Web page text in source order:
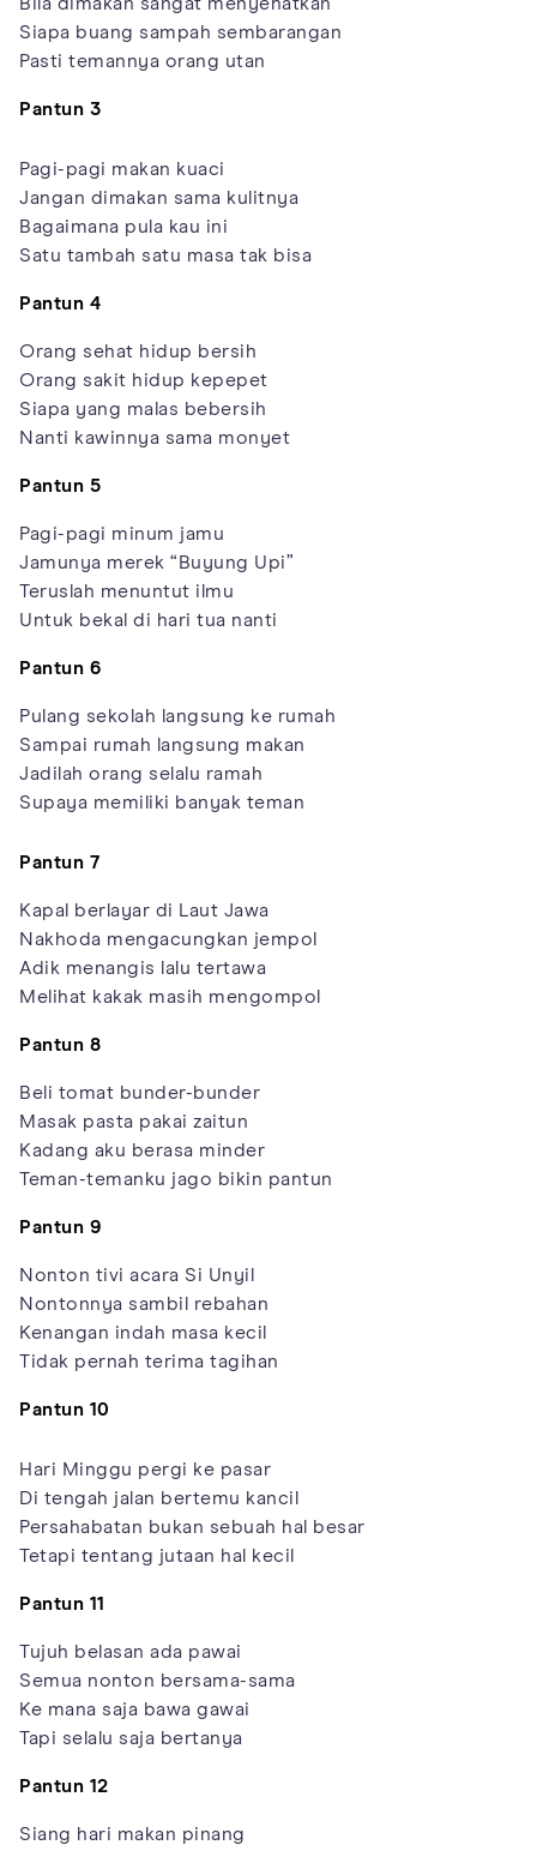
Siapa buang sampah sembarangan
Pasti temannya orang utan
Pantun 3
Pagi-pagi makan kuaci
Jangan dimakan sama kulitnya
Bagaimana pula kau ini
Satu tambah satu masa tak bisa
Pantun 4
Orang sehat hidup bersih
Orang sakit hidup kepepet
Siapa yang malas bebersih
Nanti kawinnya sama monyet
Pantun 5
Pagi-pagi minum jamu
Jamunya merek “Buyung Upi”
Teruslah menuntut ilmu
Untuk bekal di hari tua nanti
Pantun 6
Pulang sekolah langsung ke rumah
Sampai rumah langsung makan
Jadilah orang selalu ramah
Supaya memiliki banyak teman
Pantun 7
Kapal berlayar di Laut Jawa
Nakhoda mengacungkan jempol
Adik menangis lalu tertawa
Melihat kakak masih mengompol
Pantun 8
Beli tomat bunder-bunder
Masak pasta pakai zaitun
Kadang aku berasa minder
Teman-temanku jago bikin pantun
Pantun 9
Nonton tivi acara Si Unyil
Nontonnya sambil rebahan
Kenangan indah masa kecil
Tidak pernah terima tagihan
Pantun 10
Hari Minggu pergi ke pasar
Di tengah jalan bertemu kancil
Persahabatan bukan sebuah hal besar
Tetapi tentang jutaan hal kecil
Pantun 11
Tujuh belasan ada pawai
Semua nonton bersama-sama
Ke mana saja bawa gawai
Tapi selalu saja bertanya
Pantun 12
Siang hari makan pinang